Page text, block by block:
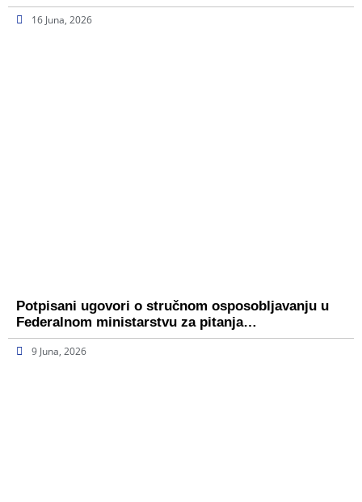
16 Juna, 2026
Potpisani ugovori o stručnom osposobljavanju u
Federalnom ministarstvu za pitanja…
9 Juna, 2026